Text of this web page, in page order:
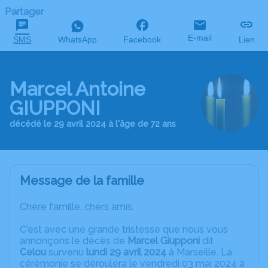
Partager
SMS WhatsApp Facebook E-mail Lien
Marcel Antoine
GIUPPONI
décédé le 29 avril 2024 à l'âge de 72 ans
Message de la famille
Chère famille, chers amis,
C'est avec une grande tristesse que nous vous
annonçons le décès de Marcel Giupponi dit
Celou survenu lundi 29 avril 2024 à Marseille. La
cérémonie se déroulera le vendredi 03 mai 2024 à